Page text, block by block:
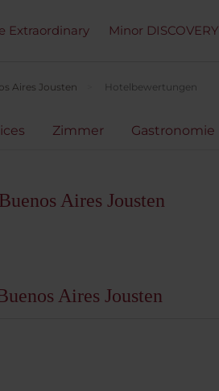
Extraordinary Minor DISCOVERY
Aires Jousten Hotelbewertungen
Zimmer Gastronomie
Aires Jousten
Aires Jousten